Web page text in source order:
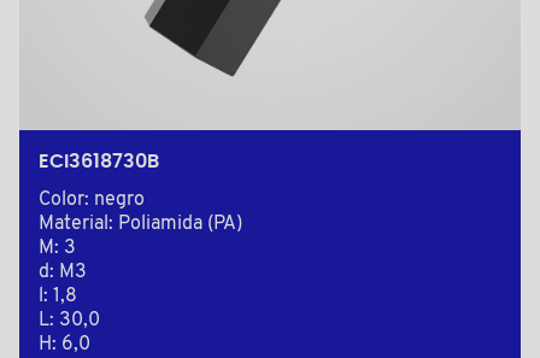
ECI3618730B
Color: negro
Material: Poliamida (PA)
M: 3
d: M3
l: 1,8
L: 30,0
H: 6,0